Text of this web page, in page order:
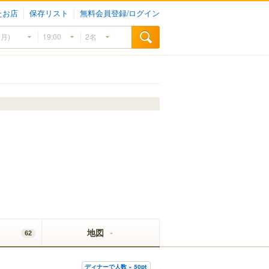
お店 保存リスト 無料会員登録/ログイン
62 地図
ディナーで人数 × 50pt